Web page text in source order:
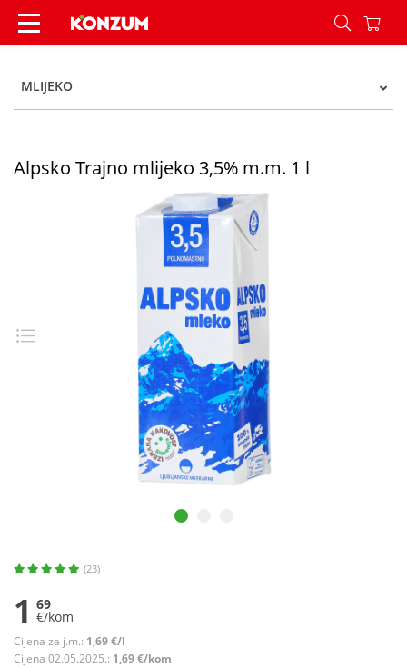
Alpsko Trajno mlijeko 3,5% m.m. 1 l - Konzum
MLIJEKO
Alpsko Trajno mlijeko 3,5% m.m. 1 l
(23)
1 69
€/kom
Cijena za j.m.: 1,69 €/l
Cijena 02.05.2025.: 1,69 €/kom